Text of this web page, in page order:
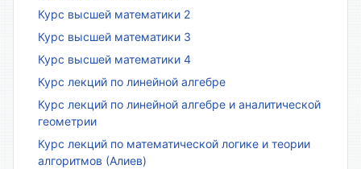
Курс высшей математики 2
Курс высшей математики 3
Курс высшей математики 4
Курс лекций по линейной алгебре
Курс лекций по линейной алгебре и аналитической
геометрии
Курс лекций по математической логике и теории
алгоритмов (Алиев)